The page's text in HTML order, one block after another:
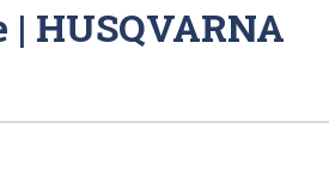
HUSQVARNA